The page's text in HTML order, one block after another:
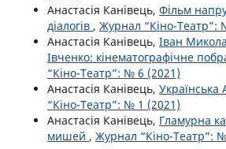
Анастасія Канівець, Фільм
діалогів , Журнал “Кіно-Театр”:
Анастасія Канівець, Іван
Івченко: кінематографічне
“Кіно-Театр”: № 6 (2021)
Анастасія Канівець, Українська
“Кіно-Театр”: № 1 (2021)
Анастасія Канівець, Гламурна
мишей , Журнал “Кіно-Театр”: